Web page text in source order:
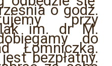
o godz.
przy
im. dr M.
do
Łomniczką.
bezpłatny.